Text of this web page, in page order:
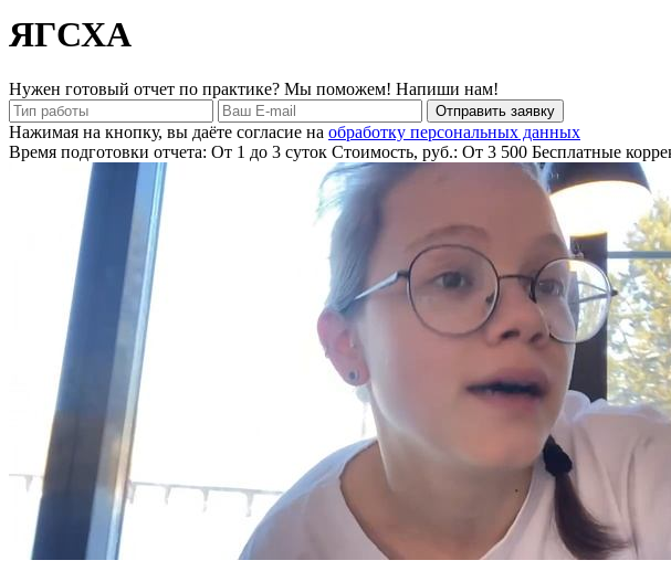
ЯГСХА
Нужен готовый отчет по практике? Мы поможем! Напиши нам!
Отправить заявку
Нажимая на кнопку, вы даёте согласие на обработку персональных данных
Время подготовки отчета: От 1 до 3 суток Стоимость, руб.: От 3 500 Бесплатные